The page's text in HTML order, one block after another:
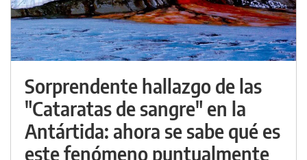
Sorprendente hallazgo de las
"Cataratas de sangre" en la
Antártida: ahora se sabe qué es
este fenómeno puntualmente